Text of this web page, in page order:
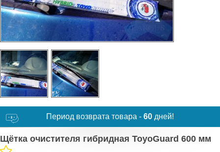
Период возврата товара - 60 дней!
Щётка очистителя гибридная ToyoGuard 600 мм